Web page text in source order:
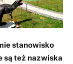
stanowisko
są też nazwiska